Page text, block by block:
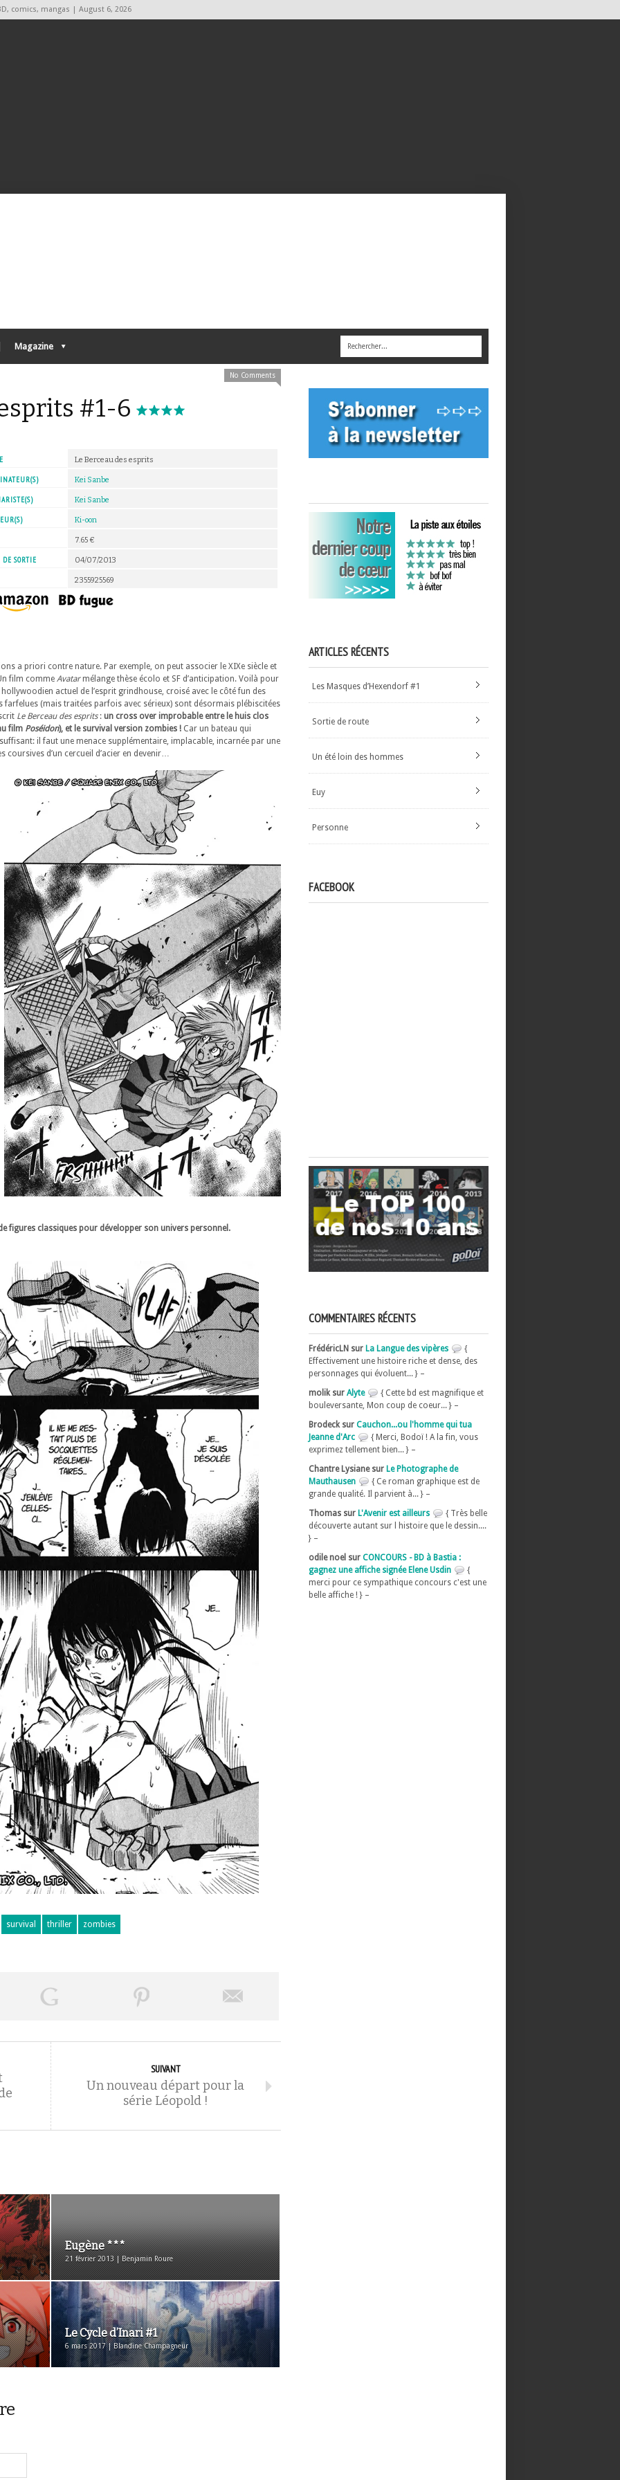
comics, mangas | August 6, 2026
Magazine
No Comments
#1-6
Le Berceau des esprits
Kei Sanbe
Kei Sanbe
Ki-oon
7.65 €
DE SORTIE 04/07/2013
2355925569
a priori contre nature. Par exemple, on peut associer le XIXe siècle et
film comme Avatarmélange thèse écolo et SF d’anticipation. Voilà pour
actuel de l’esprit grindhouse, croisé avec le côté fun des
farfelues (mais traitées parfois avec sérieux) sont désormais plébiscitées
Le Berceau des esprits: un cross over improbable entre le huis clos
film Poséidon), et le survival version zombies ! Car un bateau qui
il faut une menace supplémentaire, implacable, incarnée par une
d’un cercueil d’acier en devenir…
figures classiques pour développer son univers personnel.
survival thriller zombies
SUIVANT
Un nouveau départ pour la
série Léopold !
Eugène ***
21 février 2013 | Benjamin Roure
Le Cycle d’Inari #1
6 mars 2017 | Blandine Champagneur
ARTICLES RÉCENTS
Les Masques d’Hexendorf #1
Sortie de route
Un été loin des hommes
Euy
Personne
FACEBOOK
COMMENTAIRES RÉCENTS
FrédéricLN sur La Langue des vipères
{
Effectivement une histoire riche et dense, des
personnages qui évoluent... } –
molik sur Alyte
{ Cette bd est magnifique et
bouleversante, Mon coup de coeur... } –
Brodeck sur Cauchon...ou l'homme qui tua
Jeanne d'Arc
{ Merci, Bodoï ! A la fin, vous
exprimez tellement bien... } –
Chantre Lysiane sur Le Photographe de
Mauthausen
{ Ce roman graphique est de
grande qualité. Il parvient à... } –
Thomas sur L'Avenir est ailleurs
{ Très belle
découverte autant sur l histoire que le dessin....
} –
odile noel sur CONCOURS - BD à Bastia :
gagnez une affiche signée Elene Usdin
{
merci pour ce sympathique concours c'est une
belle affiche ! } –